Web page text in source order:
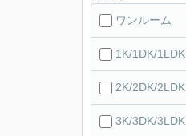
ワンルーム
1K/1DK/1LDK
2K/2DK/2LDK
3K/3DK/3LDK